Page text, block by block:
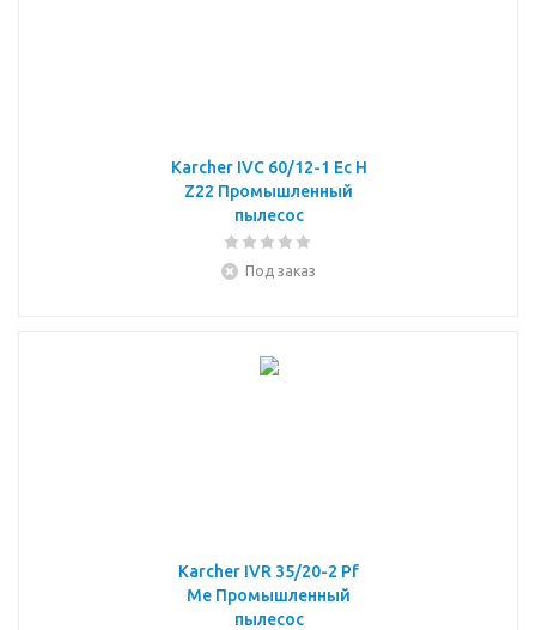
Karcher IVC 60/12-1 Ec H
Z22 Промышленный
пылесос
Под заказ
Karcher IVR 35/20-2 Pf
Me Промышленный
пылесос